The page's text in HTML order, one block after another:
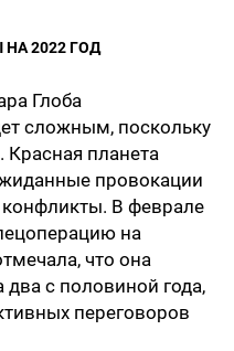
2022 ГОД
Глоба
сложным, поскольку
планета
провокации
В феврале
на
что она
с половиной года,
переговоров